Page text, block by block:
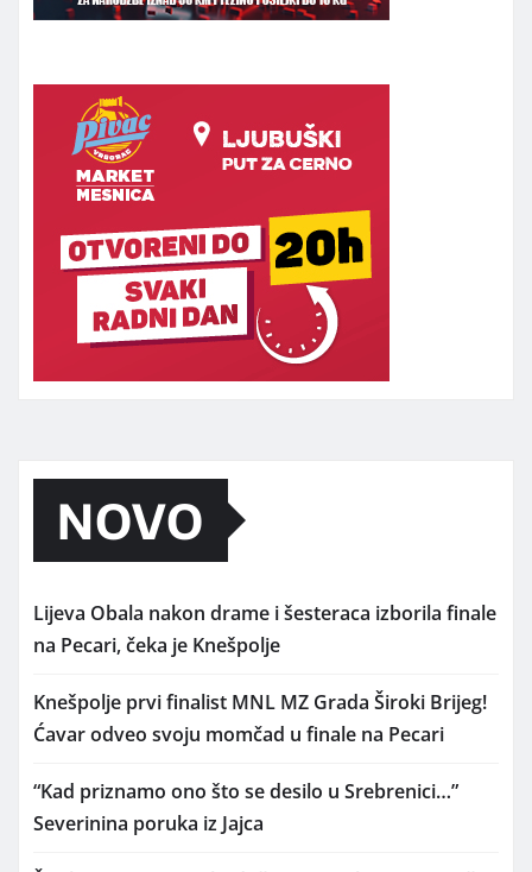
NOVO
Lijeva Obala nakon drame i šesteraca izborila finale
na Pecari, čeka je Knešpolje
Knešpolje prvi finalist MNL MZ Grada Široki Brijeg!
Ćavar odveo svoju momčad u finale na Pecari
“Kad priznamo ono što se desilo u Srebrenici…”
Severinina poruka iz Jajca